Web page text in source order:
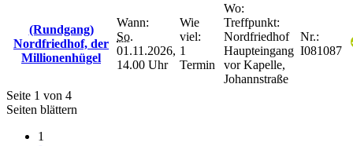
(Rundgang)
Nordfriedhof, der
Millionenhügel
Wann:
So.
01.11.2026,
14.00 Uhr
Wie
viel:
1
Termin
Wo:
Treffpunkt:
Nordfriedhof
Haupteingang
vor Kapelle,
Johannstraße
Nr.:
I081087
Seite 1 von 4
Seiten blättern
1